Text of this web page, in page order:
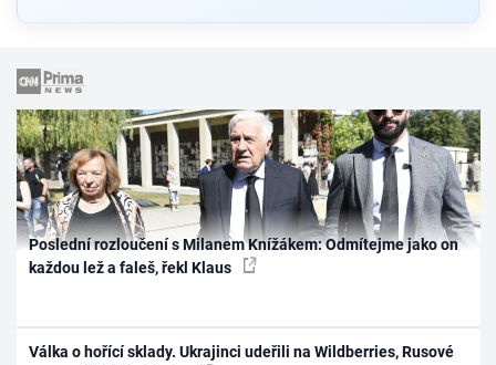
Poslední rozloučení s Milanem Knížákem: Odmítejme jako on
každou lež a faleš, řekl Klaus
Válka o hořící sklady. Ukrajinci udeřili na Wildberries, Rusové